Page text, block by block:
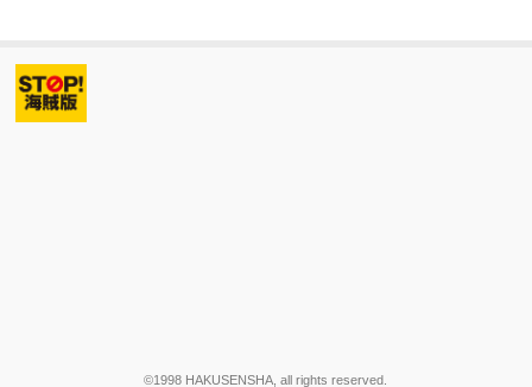
©1998 HAKUSENSHA, all rights reserved.